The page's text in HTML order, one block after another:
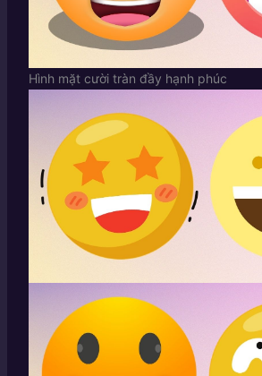
Hình mặt cười tràn đầy hạnh phúc